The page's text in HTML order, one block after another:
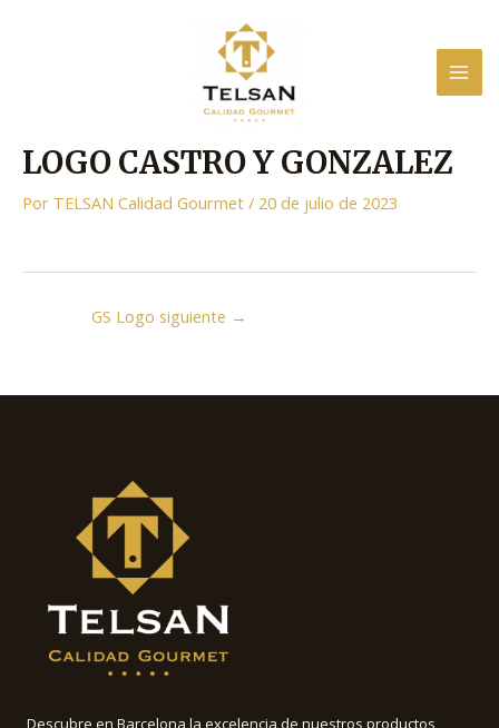
LOGO CASTRO Y GONZALEZ
Por TELSAN Calidad Gourmet / 20 de julio de 2023
NavegaciónGS Logo siguiente →
Descubre en Barcelona la excelencia de nuestros productos